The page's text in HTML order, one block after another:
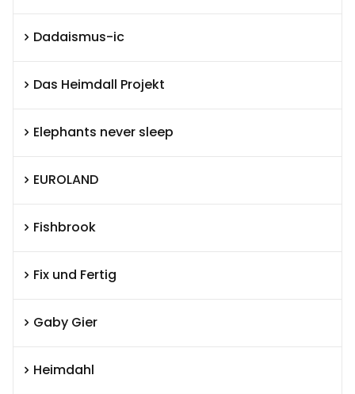
Dadaismus-ic
Das Heimdall Projekt
Elephants never sleep
EUROLAND
Fishbrook
Fix und Fertig
Gaby Gier
Heimdahl